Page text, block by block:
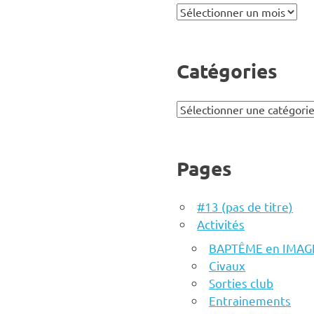
Archives
Catégories
Catégories
Pages
#13 (pas de titre)
Activités
BAPTÊME en
Civaux
Sorties club
Entrainements